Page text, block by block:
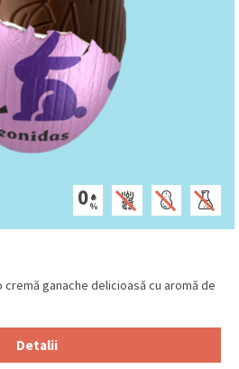
ganache delicioasă cu aromă de
Detalii